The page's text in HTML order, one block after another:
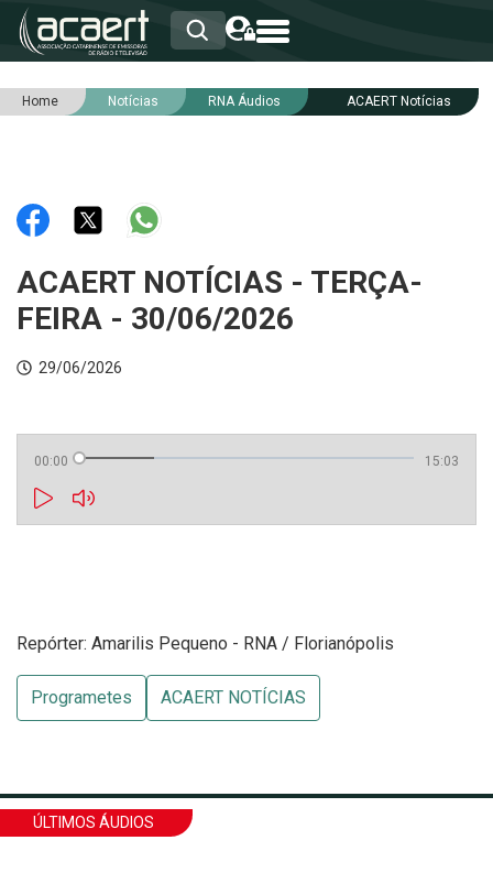
HOME
RNA
NOTÍCIAS
INTEGRIDADE
Home Notícias RNA Áudios ACAERT Notícias
ACAERT NOTÍCIAS - TERÇA-
FEIRA - 30/06/2026
29/06/2026
00:00 15:03
Repórter: Amarilis Pequeno - RNA / Florianópolis
Programetes ACAERT NOTÍCIAS
ÚLTIMOS ÁUDIOS